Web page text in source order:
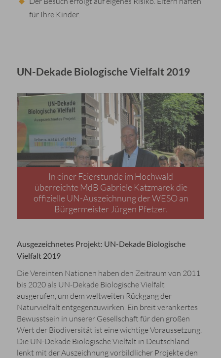
für Ihre Kinder.
UN-Dekade Biologische Vielfalt 2019
In einer Feierstunde im Hochwald
überreichte MdB Gabriele Katzmarek die
offizielle UN-Auszeichnung der WESO an
Bürgermeister Jürgen Pfetzer.
Ausgezeichnetes Projekt: UN-Dekade Biologische
Vielfalt 2019
Die Vereinten Nationen haben den Zeitraum von 2011
bis 2020 als UN-Dekade Biologische Vielfalt
ausgerufen, um dem weltweiten Rückgang der
Naturvielfalt entgegenzuwirken. Ein breit verankertes
Bewusstsein in unserer Gesellschaft für den großen
Wert der Biodiversität ist eine wichtige Voraussetzung.
Die UN-Dekade Biologische Vielfalt in Deutschland
lenkt mit der Auszeichnung vorbildlicher Projekte den